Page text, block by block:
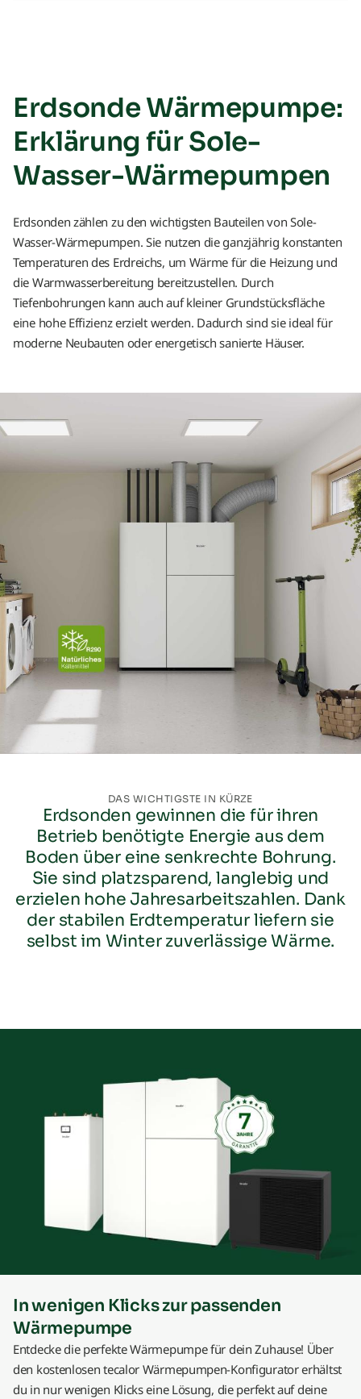
Kosten & Förderung
Markt & Trends
Erdsonde Wärmepumpe:
Erklärung für Sole-
Wasser-Wärmepumpen
Erdsonden zählen zu den wichtigsten Bauteilen von Sole-
Wasser-Wärmepumpen. Sie nutzen die ganzjährig konstanten
Temperaturen des Erdreichs, um Wärme für die Heizung und
die Warmwasserbereitung bereitzustellen. Durch
Tiefenbohrungen kann auch auf kleiner Grundstücksfläche
eine hohe Effizienz erzielt werden. Dadurch sind sie ideal für
moderne Neubauten oder energetisch sanierte Häuser.
DAS WICHTIGSTE IN KÜRZE
Erdsonden gewinnen die für ihren
Betrieb benötigte Energie aus dem
Boden über eine senkrechte Bohrung.
Sie sind platzsparend, langlebig und
erzielen hohe Jahresarbeitszahlen. Dank
der stabilen Erdtemperatur liefern sie
selbst im Winter zuverlässige Wärme.
In wenigen Klicks zur passenden
Wärmepumpe
Entdecke die perfekte Wärmepumpe für dein Zuhause! Über
den kostenlosen tecalor Wärmepumpen-Konfigurator erhältst
du in nur wenigen Klicks eine Lösung, die perfekt auf deine